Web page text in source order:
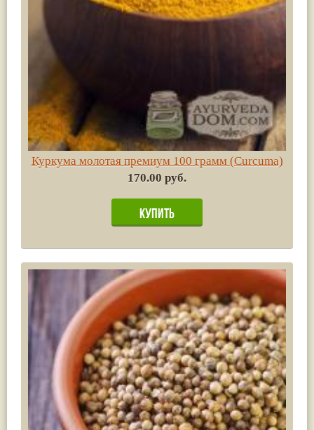
Куркума молотая премиум 100 грамм (Сurсuma)
170.00 руб.